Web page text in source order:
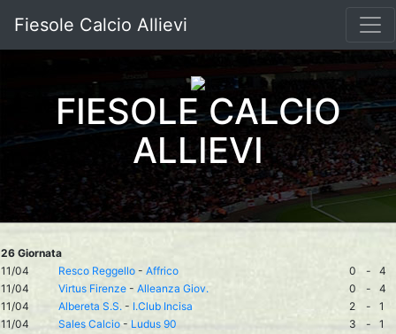
Fiesole Calcio Allievi
FIESOLE CALCIO
ALLIEVI
26 Giornata
11/04
Resco Reggello - Affrico 0 -
4
11/04
Virtus Firenze - Alleanza Giov. 0 -
4
11/04
Albereta S.S. - I.Club Incisa 2 -
1
11/04
Sales Calcio- Ludus 90 3 -
1